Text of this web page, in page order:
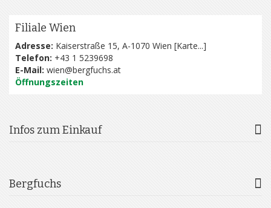
Filiale Wien
Adresse: Kaiserstraße 15, A-1070 Wien [Karte...]
Telefon: +43 1 5239698
E-Mail: wien@bergfuchs.at
Öffnungszeiten
Infos zum Einkauf
Bergfuchs